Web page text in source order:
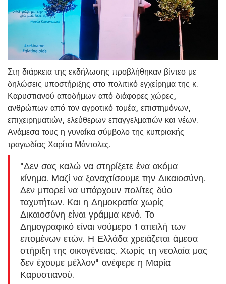
Στη διάρκεια της εκδήλωσης προβλήθηκαν βίντεο με
δηλώσεις υποστήριξης στο πολιτικό εγχείρημα της κ.
Καρυστιανού αποδήμων από διάφορες χώρες,
ανθρώπων από τον αγροτικό τομέα, επιστημόνων,
επιχειρηματιών, ελεύθερων επαγγελματιών και νέων.
Ανάμεσα τους η γυναίκα σύμβολο της κυπριακής
τραγωδίας Χαρίτα Μάντολες.
"Δεν σας καλώ να στηρίξετε ένα ακόμα
κίνημα. Μαζί να ξαναχτίσουμε την Δικαιοσύνη.
Δεν μπορεί να υπάρχουν πολίτες δύο
ταχυτήτων. Και η Δημοκρατία χωρίς
Δικαιοσύνη είναι γράμμα κενό. Το
Δημογραφικό είναι νούμερο 1 απειλή των
επομένων ετών. Η Ελλάδα χρειάζεται άμεσα
στήριξη της οικογένειας. Χωρίς τη νεολαία μας
δεν έχουμε μέλλον" ανέφερε η Μαρία
Καρυστιανού.